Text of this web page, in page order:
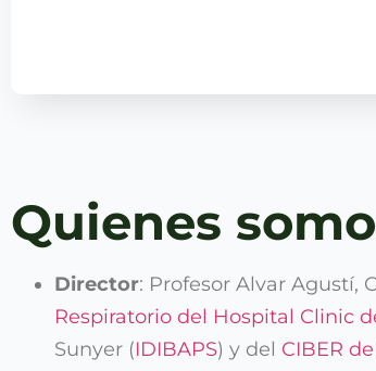
Quienes
Director: Profesor Alvar Agustí,
Respiratorio del Hospital Clinic
Sunyer (IDIBAPS) y del CIBER